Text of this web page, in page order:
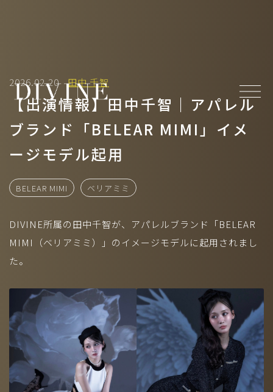
About
News
Member
MODEL(WOMEN) / MODEL(MEN)
-ACTOR/ACTRESS
-ARTIST/CREATOR/CULTURE/
Projects
- Under Construction
CONTACT
-RECRUIT
-AUDITION
2026.02.20 田中 千智
【出演情報】田中千智｜アパレル
ブランド「BELEAR MIMI」イメ
ージモデル起用
BELEAR MIMI ベリアミミ
DIVINE所属の田中千智が、アパレルブランド「BELEAR
MIMI（ベリアミミ）」のイメージモデルに起用されまし
た。